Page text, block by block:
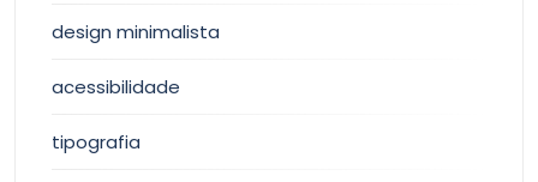
design minimalista
acessibilidade
tipografia